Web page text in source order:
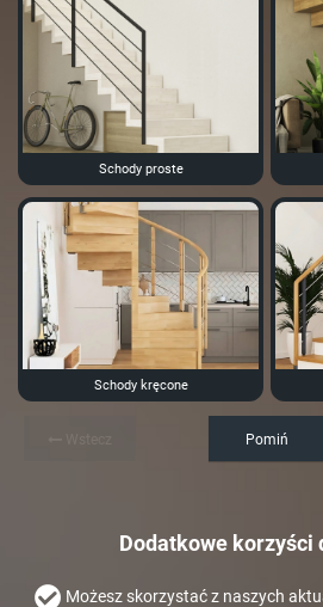
Schody proste
Schody kręcone
Pomiń
Dodatkowe korzyści
Możesz skorzystać z naszych